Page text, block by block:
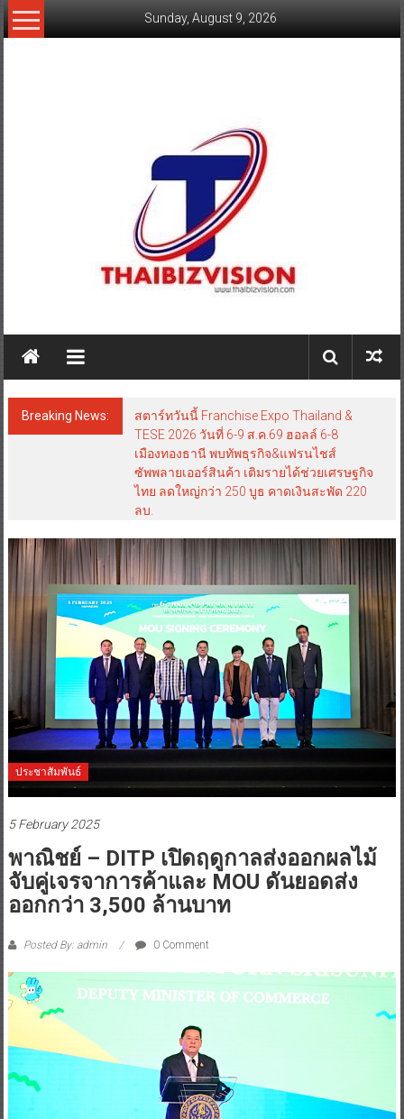
Skip
to
Sunday, August 9, 2026
Breaking News:
สตาร์ทวันนี้ Franchise Expo Thailand &
TESE 2026 วันที่ 6-9 ส.ค.69 ฮอลล์ 6-8
เมืองทองธานี พบทัพธุรกิจ&แฟรนไชส์
ซัพพลายเออร์สินค้า เติมรายได้ช่วยเศรษฐกิจ
ไทย ลดใหญ่กว่า 250 บูธ คาดเงินสะพัด 220
ลบ.
ประชาสัมพันธ์
5 February 2025
พาณิชย์ – DITP เปิดฤดูกาลส่งออกผลไม้
จับคู่เจรจาการค้าและ MOU ดันยอดส่ง
ออกกว่า 3,500 ล้านบาท
Posted By: admin 0 Comment